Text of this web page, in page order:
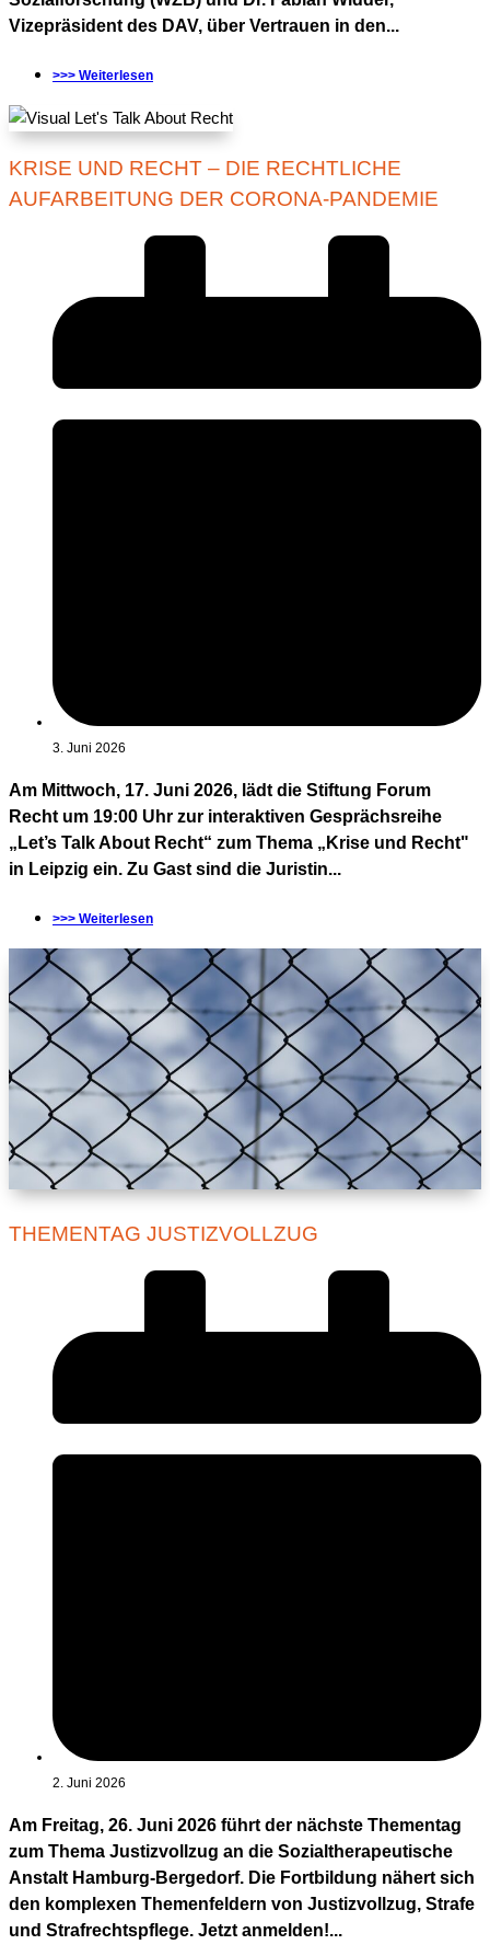
Vizepräsident des DAV, über Vertrauen in den...
>>> Weiterlesen
KRISE UND RECHT – DIE RECHTLICHE
AUFARBEITUNG DER CORONA-PANDEMIE
3. Juni 2026
Am Mittwoch, 17. Juni 2026, lädt die Stiftung Forum
Recht um 19:00 Uhr zur interaktiven Gesprächsreihe
„Let’s Talk About Recht“ zum Thema „Krise und Recht"
in Leipzig ein. Zu Gast sind die Juristin...
>>> Weiterlesen
THEMENTAG JUSTIZVOLLZUG
2. Juni 2026
Am Freitag, 26. Juni 2026 führt der nächste Thementag
zum Thema Justizvollzug an die Sozialtherapeutische
Anstalt Hamburg-Bergedorf. Die Fortbildung nähert sich
den komplexen Themenfeldern von Justizvollzug, Strafe
und Strafrechtspflege. Jetzt anmelden!...